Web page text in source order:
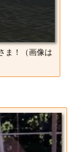
ま！（画像は